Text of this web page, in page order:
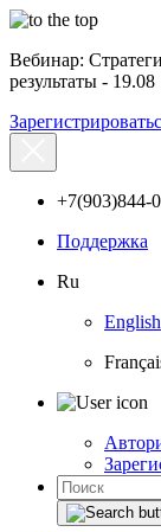
Вебинар:
результаты - 19.08
+7(903)844-
Поддержка
Ru
English